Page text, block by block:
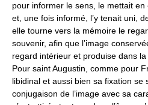
pour informer le sens, le mettait en
et, une fois informé, l’y tenait uni,
elle tourne vers la mémoire le
souvenir, afin que l’image
regard intérieur et produise dans
Pour saint Augustin, comme pour
libidinal et aussi bien sa fixation se
conjugaison de l’image avec sa